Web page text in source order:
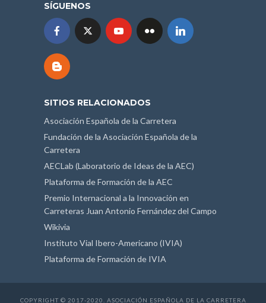
SÍGUENOS
SITIOS RELACIONADOS
Asociación Española de la Carretera
Fundación de la Asociación Española de la
Carretera
AECLab (Laboratorio de Ideas de la AEC)
Plataforma de Formación de la AEC
Premio Internacional a la Innovación en
Carreteras Juan Antonio Fernández del Campo
Wikivia
Instituto Vial Ibero-Americano (IVIA)
Plataforma de Formación de IVIA
COPYRIGHT © 2017-2020. ASOCIACIÓN ESPAÑOLA DE LA CARRETERA